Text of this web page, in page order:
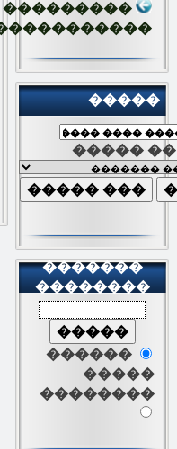
���������
�����
����� ��
�������
��������
������
�����
��������